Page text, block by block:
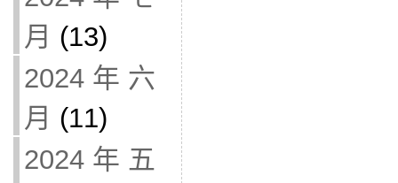
月 (13)
2024 年 六
月 (11)
2024 年 五